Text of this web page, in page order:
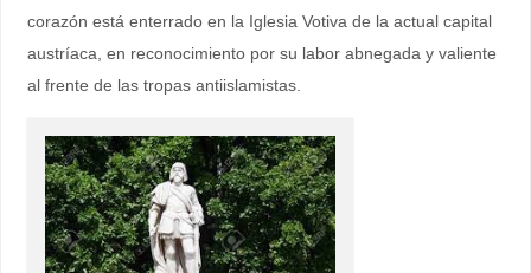
corazón está enterrado en la Iglesia Votiva de la actual capital
austríaca, en reconocimiento por su labor abnegada y valiente
al frente de las tropas antiislamistas.